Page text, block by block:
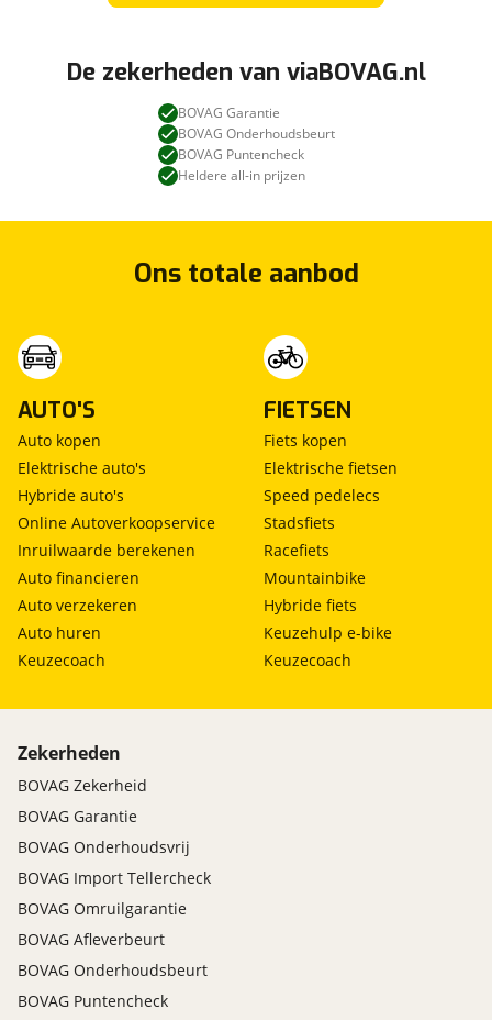
De zekerheden van viaBOVAG.nl
BOVAG Garantie
BOVAG Onderhoudsbeurt
BOVAG Puntencheck
Heldere all-in prijzen
Ons totale aanbod
AUTO'S
Auto kopen
Elektrische auto's
Hybride auto's
Online Autoverkoopservice
Inruilwaarde berekenen
Auto financieren
Auto verzekeren
Auto huren
Keuzecoach
FIETSEN
Fiets kopen
Elektrische fietsen
Speed pedelecs
Stadsfiets
Racefiets
Mountainbike
Hybride fiets
Keuzehulp e-bike
Keuzecoach
Zekerheden
BOVAG Zekerheid
BOVAG Garantie
BOVAG Onderhoudsvrij
BOVAG Import Tellercheck
BOVAG Omruilgarantie
BOVAG Afleverbeurt
BOVAG Onderhoudsbeurt
BOVAG Puntencheck